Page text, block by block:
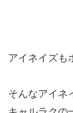
アイネイズも
そんなアイネ